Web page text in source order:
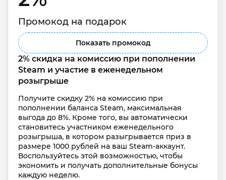
Промокод на подарок
Показать промокод
2% скидка на комиссию при пополнении
Steam и участие в еженедельном
розыгрыше
Получите скидку 2% на комиссию при
пополнении баланса Steam, максимальная
выгода до 8%. Кроме того, вы автоматически
становитесь участником еженедельного
розыгрыша, в котором разыгрывается приз в
размере 1000 рублей на ваш Steam-аккаунт.
Воспользуйтесь этой возможностью, чтобы
экономить и получать дополнительные бонусы
каждую неделю.